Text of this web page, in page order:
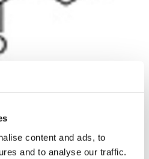
content and ads, to
and to analyse our traffic.
€49,68
€60,11 Meer